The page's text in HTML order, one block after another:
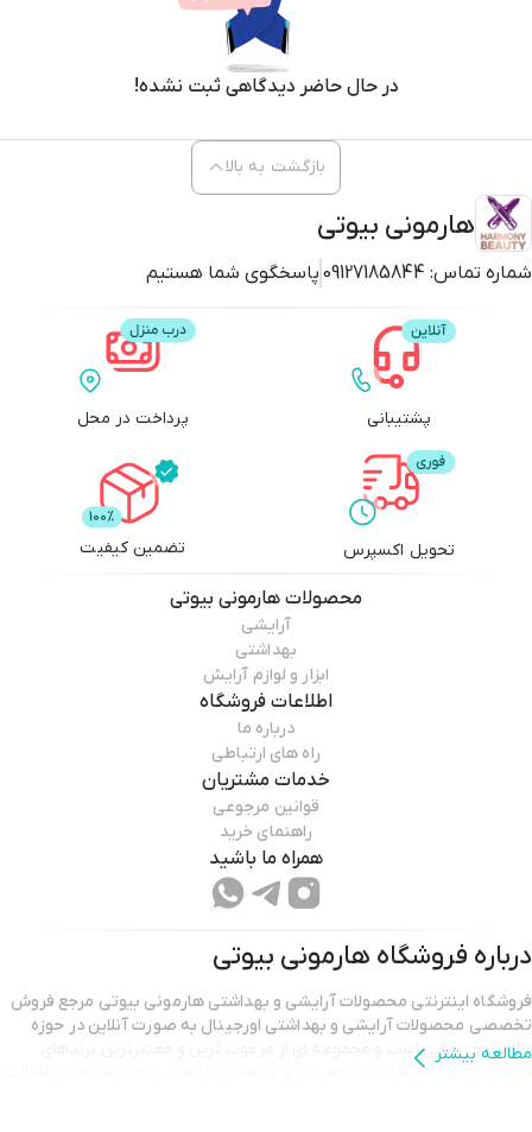
در حال حاضر دیدگاهی ثبت نشده!
هارمونی بیوتی
شماره تماس: 09127185844 پاسخگوی شما هستیم
بازگشت به بالا
پشتیبانی پرداخت در محل
تحویل اکسپرس تضمین کیفیت
محصولات هارمونی بیوتی
آرایشی
بهداشتی
ابزار و لوازم آرایش
اطلاعات فروشگاه
درباره ما
راه های ارتباطی
خدمات مشتریان
قوانین مرجوعی
راهنمای خرید
همراه ما باشید
درباره فروشگاه هارمونی بیوتی
فروشگاه اینترنتی محصولات آرایشی و بهداشتی هارمونی بیوتی مرجع فروش
تخصصی محصولات آرایشی و بهداشتی اورجینال به صورت آنلاین در حوزه
سلامت و زیبایی است و مجموعه ای از مرغوب ترین و معتبرترین برندهای
خارجی و ایرانی را به تناسب هر سن و سلیقه ای ارائه می دهد. همچنین اصالت
مطالعه بیشتر